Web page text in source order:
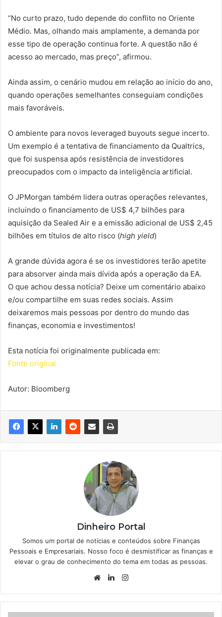
“No curto prazo, tudo depende do conflito no Oriente
Médio. Mas, olhando mais amplamente, a demanda por
esse tipo de operação continua forte. A questão não é
acesso ao mercado, mas preço”, afirmou.
Ainda assim, o cenário mudou em relação ao início do ano,
quando operações semelhantes conseguiam condições
mais favoráveis.
O ambiente para novos leveraged buyouts segue incerto.
Um exemplo é a tentativa de financiamento da Qualtrics,
que foi suspensa após resistência de investidores
preocupados com o impacto da inteligência artificial.
O JPMorgan também lidera outras operações relevantes,
incluindo o financiamento de US$ 4,7 bilhões para
aquisição da Sealed Air e a emissão adicional de US$ 2,45
bilhões em títulos de alto risco (high yield)
A grande dúvida agora é se os investidores terão apetite
para absorver ainda mais dívida após a operação da EA.
O que achou dessa notícia? Deixe um comentário abaixo
e/ou compartilhe em suas redes sociais. Assim
deixaremos mais pessoas por dentro do mundo das
finanças, economia e investimentos!
Esta notícia foi originalmente publicada em:
Fonte original
Autor: Bloomberg
Dinheiro Portal
Somos um portal de notícias e conteúdos sobre Finanças
Pessoais e Empresariais. Nosso foco é desmistificar as finanças e
elevar o grau de conhecimento do tema em todas as pessoas.
WebsiteLinkedin